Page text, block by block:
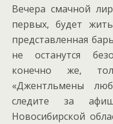
Вечера смачной
первых, будет
представленная
не останутся
конечно же,
«Джентльмены
следите за
Новосибирской